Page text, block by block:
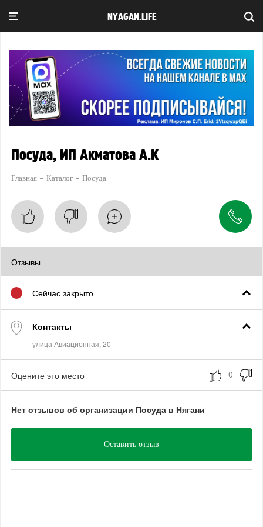
NYAGAN.LIFE
Посуда, ИП Акматова А.К
Главная Каталог Посуда
Отзывы
Сейчас закрыто
Контакты
Оцените это место
Нет отзывов об организации Посуда в Нягани
Оставить отзыв